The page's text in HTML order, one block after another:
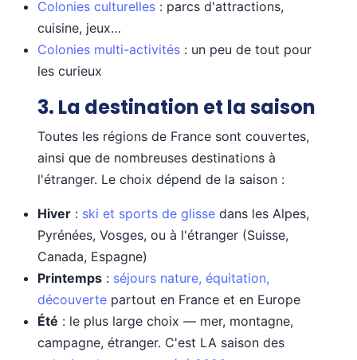
Colonies culturelles : parcs d'attractions,
cuisine, jeux…
Colonies multi-activités : un peu de tout pour
les curieux
3. La destination et la saison
Toutes les régions de France sont couvertes,
ainsi que de nombreuses destinations à
l'étranger. Le choix dépend de la saison :
Hiver : ski et sports de glisse dans les Alpes,
Pyrénées, Vosges, ou à l'étranger (Suisse,
Canada, Espagne)
Printemps : séjours nature, équitation,
découverte partout en France et en Europe
Été : le plus large choix — mer, montagne,
campagne, étranger. C'est LA saison des